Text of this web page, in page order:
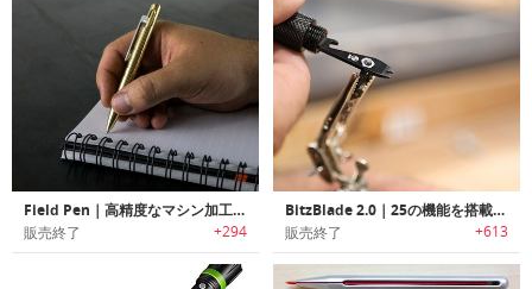
Field Pen｜高精度なマシン加工パーツのみを使用したEDCペン「フィールドペン」
販売終了 +294
BitzBlade 2.0｜25の機能を搭載したEDCマルチツール「ビッツブレード2.0」
販売終了 +613